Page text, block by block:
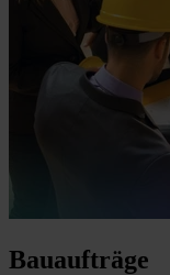
Bauaufträge